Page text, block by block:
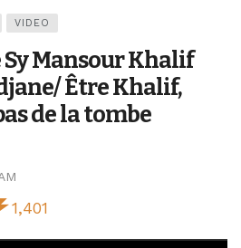
VIDEO
Sy Mansour Khalif
Être Khalif,
de la tombe
1,401